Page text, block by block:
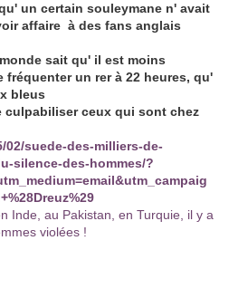
un certain souleymane n' avait
affaire à des fans anglais
sait qu' il est moins
un rer à 22 heures, qu'
bleus
culpabiliser ceux qui sont chez
02/suede-des-milliers-de-
silence-des-hommes/?